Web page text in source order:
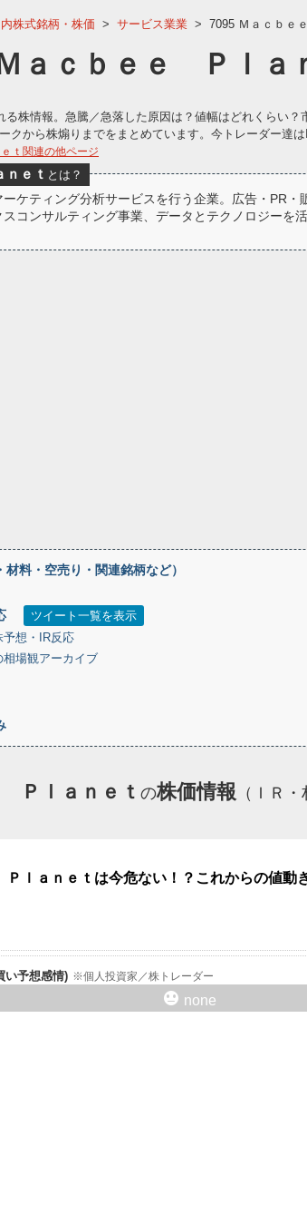
内株式銘柄・株価 > サービス業業 > 7095 Ｍａｃｂｅ
ａｃｂｅｅ Ｐｌａ
る株情報。急騰／急落した原因は？値幅はどれくらい
クから株煽りまでをまとめています。今トレーダー達
ｔ関連の他ページ
ｎｅｔ とは？
ケティング分析サービスを行う企業。広告・PR
スコンサルティング事業、データとテクノロジー
料・空売り・関連銘柄など）
ツイート一覧を表示
予想・IR反応
相場観アーカイブ
Ｐｌａｎｅｔ の株価情報 （ＩＲ
ｌａｎｅｔは今危ない！？これからの値動
い予想感情) 個人投資家／株トレーダー
none